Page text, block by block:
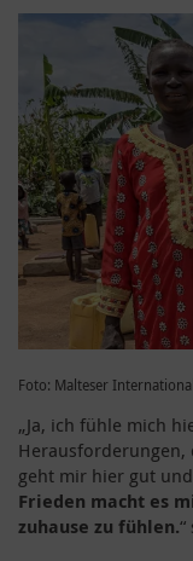
Foto: Malteser International
„Ja, ich fühle mich
Herausforderungen,
geht mir hier gut
Frieden macht es
zuhause zu fühlen.